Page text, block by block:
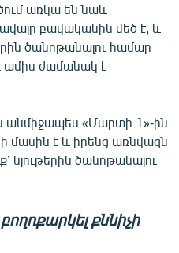
առկա են նաև
բավականին մեծ է, և
ծանոթանալու համար
ամիս ժամանակ է
անմիջապես «Մարտի 1»-ին
մասին է և իրենց առնվազն
նյութերին ծանոթանալու
քննիչի